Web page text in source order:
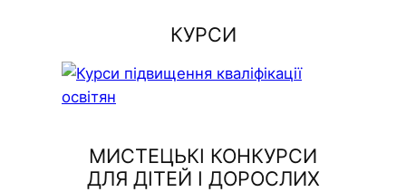
КУРСИ
МИСТЕЦЬКІ КОНКУРСИ
ДЛЯ ДІТЕЙ І ДОРОСЛИХ